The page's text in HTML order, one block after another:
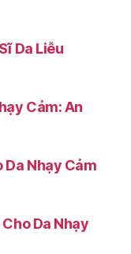
Da Liễu
Cảm: An
Da Nhạy Cảm
Da Nhạy